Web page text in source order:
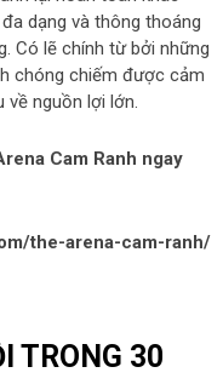
dạng và thông thoáng
Có lẽ chính từ bởi những
chóng chiếm được cảm
về nguồn lợi lớn.
Cam Ranh ngay
the-arena-cam-ranh/
TRONG 30